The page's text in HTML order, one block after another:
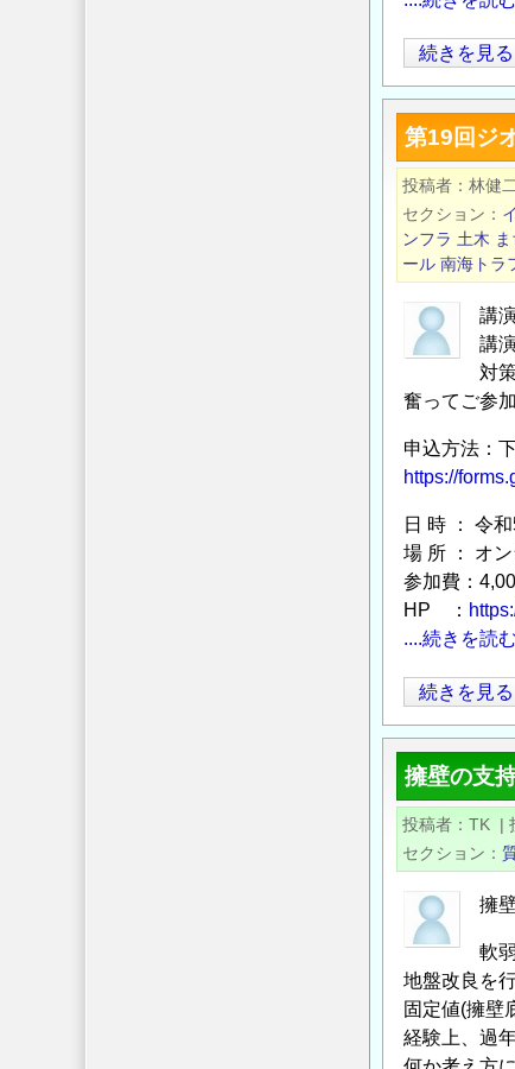
第
50
回
セ
メ
ト
系
化
ミ
ナ
ー
国
土
強
靭
化
を
支
え
る
地
盤
改
～
開
催
の
ご
案
続きを見る
第19回ジ
投稿者 林健二
セクション
ンフラ 土木
ール 南海トラ
講
講
対
奮ってご参
申込方法：
https://
日 時 ： 令
場 所 ： オ
参加費：
HP ：
....続きを読む
第
19
回
ジ
オ
ク
講
演
＜
オ
ン
続きを見る
擁壁の支
投稿者 TK |
セクション
擁
軟
地盤改良を
固定値(擁壁
経験上、過